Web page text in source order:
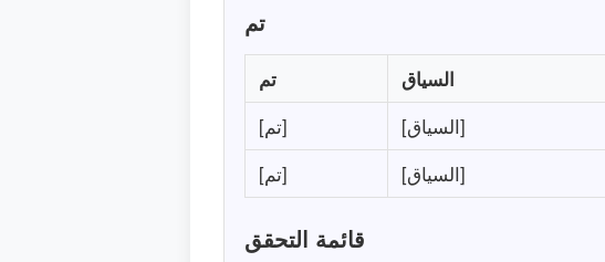
تم
تم السياق
[تم]
[السياق]
[تم]
[السياق]
قائمة التحقق